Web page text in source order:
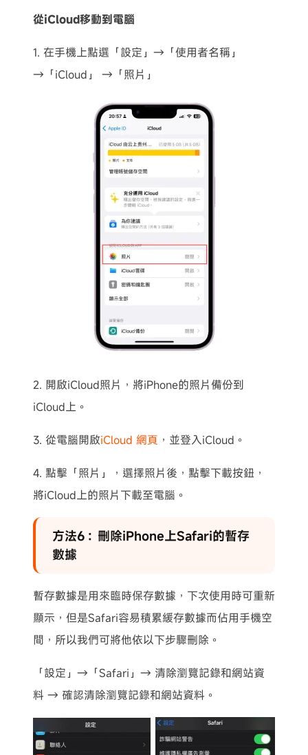
從iCloud移動到電腦
1. 在手機上點選「設定」→「使用者名稱」
→「iCloud」 →「照片」
2. 開啟iCloud照片，將iPhone的照片備份到
iCloud上。
3. 從電腦開啟iCloud 網頁 ，並登入iCloud。
4. 點擊「照片」，選擇照片後，點擊下載按鈕，
將iCloud上的照片下載至電腦。
方法6：刪除iPhone上Safari的暫存
數據
暫存數據是用來臨時保存數據，下次使用時可重新
顯示，但是Safari容易積累緩存數據而佔用手機空
間，所以我們可將他依以下步驟刪除。
「設定」→「Safari」→ 清除瀏覽記錄和網站資
料 → 確認清除瀏覽記錄和網站資料。